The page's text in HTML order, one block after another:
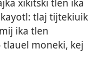
xikitski tlen ika
tlaj tijtekiuik
ika tlen
moneki, kej